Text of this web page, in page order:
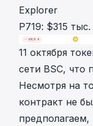
Explorer
P719: $315 тыс.
11 октября
сети BSC, что
Несмотря на
контракт не